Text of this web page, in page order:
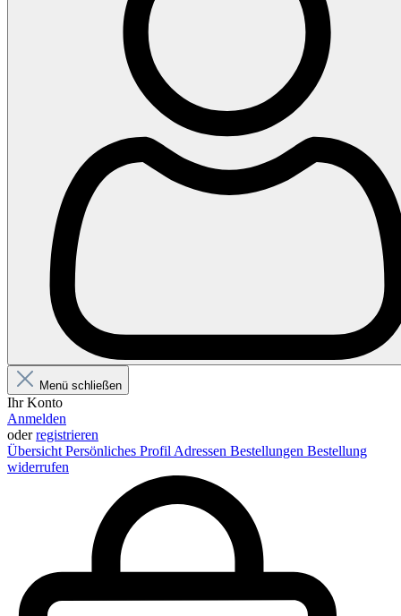
Menü schließen
Ihr Konto
Anmelden
oderregistrieren
Übersicht Persönliches Profil Adressen Bestellungen Bestellung
widerrufen